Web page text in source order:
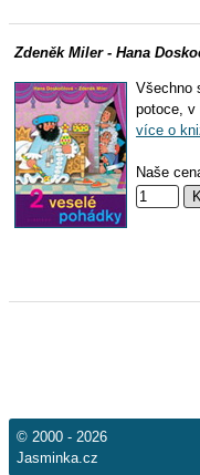
Zdeněk Miler - Hana
Všechno
potoce, v
více o
Naše
© 2000 - 2026
Jasminka.cz